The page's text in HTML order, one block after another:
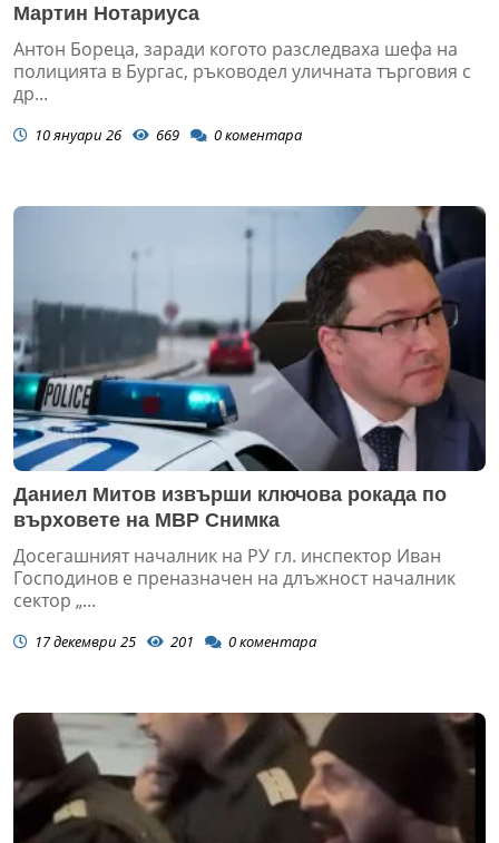
Мартин Нотариуса
Антон Бореца, заради когото разследваха шефа на
полицията в Бургас, ръководел уличната търговия с
др...
10 януари 26 669 0коментара
Даниел Митов извърши ключова рокада по
върховете на МВР Снимка
Досегашният началник на РУ гл. инспектор Иван
Господинов е преназначен на длъжност началник
сектор „...
17 декември 25 201 0коментара